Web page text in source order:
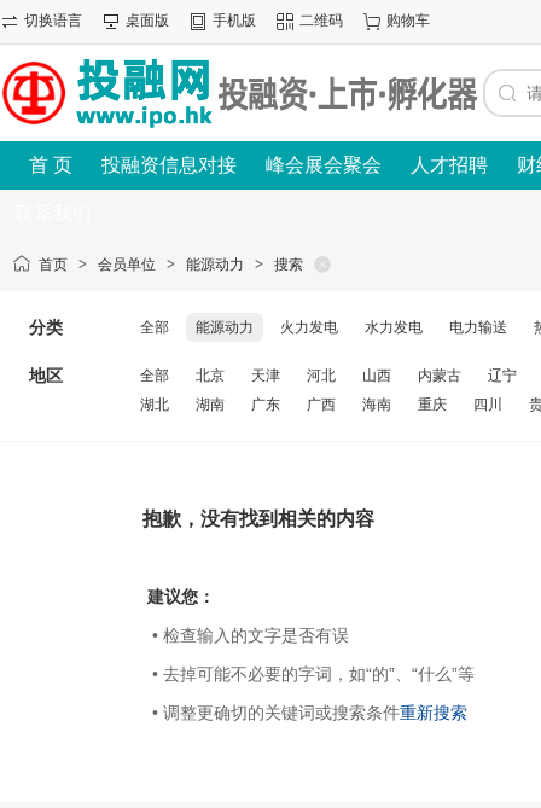
切换语言 桌面版 手机版 二维码 购物车
首 页 投融资信息对接 峰会展会聚会 人才招聘 财
首页 > 会员单位 > 能源动力 > 搜索
分类 全部 能源动力 火力发电 水力发电 电力输送
地区 全部 北京 天津 河北 山西 内蒙古
辽宁
湖北
湖南 广东 广西 海南 重庆 四川
抱歉，没有找到相关的内容
建议您：
• 检查输入的文字是否有误
• 去掉可能不必要的字词，如“的”、“什么”等
• 调整更确切的关键词或搜索条件重新搜索